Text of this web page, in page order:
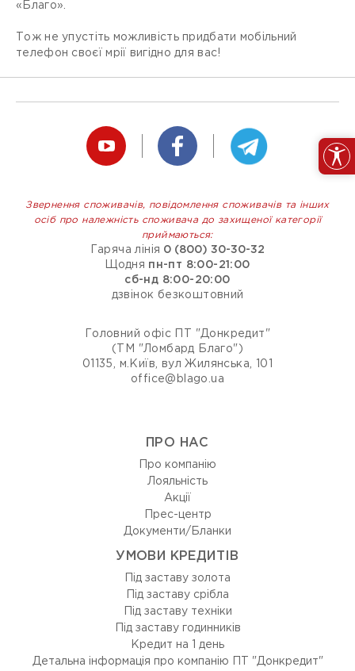
«Благо».
Тож не упустіть можливість придбати мобільний
телефон своєї мрії вигідно для вас!
Звернення споживачів, повідомлення споживачів та інших
осіб про належність споживача до захищеної категорії
приймаються:
Гаряча лінія 0 (800) 30-30-32
Щодня пн-пт 8:00-21:00
сб-нд 8:00-20:00
дзвінок безкоштовний
Головний офіс ПТ "Донкредит"
(ТМ "Ломбард Благо")
01135, м.Київ, вул Жилянська, 101
office@blago.ua
ПРО НАС
Про компанію
Лояльність
Акції
Прес-центр
Документи/Бланки
УМОВИ КРЕДИТІВ
Під заставу золота
Під заставу срібла
Під заставу техніки
Під заставу годинників
Кредит на 1 день
Детальна інформація про компанію ПТ "Донкредит"